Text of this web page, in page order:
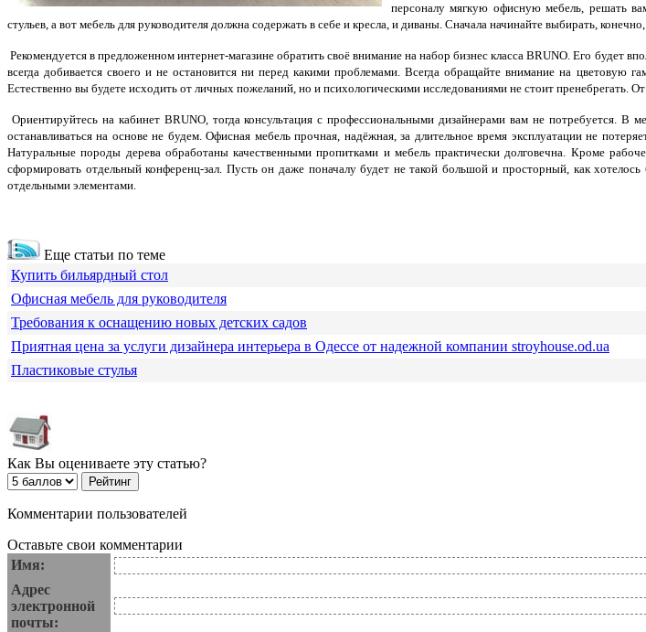
персоналу мягкую офисную мебель, решать
стульев, а вот мебель для руководителя должна содержать в себе и кресла, и диваны. Сначала начинайте выбирать,
Рекомендуется в предложенном интернет-магазине обратить своё внимание на набор бизнес класса BRUNO. Его будет
всегда добивается своего и не остановится ни перед какими проблемами. Всегда обращайте внимание на
Естественно вы будете исходить от личных пожеланий, но и психологическими исследованиями не стоит пренебрегать.
Ориентируйтесь на кабинет BRUNO, тогда консультация с профессиональными дизайнерами вам не потребуется.
останавливаться на основе не будем. Офисная мебель прочная, надёжная, за длительное время эксплуатации не
Натуральные породы дерева обработаны качественными пропитками и мебель практически долговечна. Кроме
сформировать отдельный конференц-зал. Пусть он даже поначалу будет не такой большой и просторный, как
отдельными элементами.
Еще статьи по теме
Купить бильярдный стол
Офисная мебель для руководителя
Требования к оснащению новых детских садов
Приятная цена за услуги дизайнера интерьера в Одессе от надежной компании stroyhouse.od.ua
Пластиковые стулья
Как Вы оцениваете эту статью?
Комментарии пользователей
Оставьте свои комментарии
Имя:
Адрес
электронной
почты: